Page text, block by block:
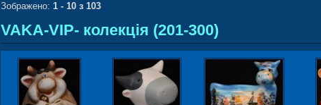
Зображено: 1 - 10 з 103
VAKA-VIP- колекція (201-300)